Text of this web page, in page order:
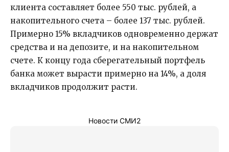
клиента составляет более 550 тыс. рублей, а
накопительного счета – более 137 тыс. рублей.
Примерно 15% вкладчиков одновременно держат
средства и на депозите, и на накопительном
счете. К концу года сберегательный портфель
банка может вырасти примерно на 14%, а доля
вкладчиков продолжит расти.
Новости СМИ2